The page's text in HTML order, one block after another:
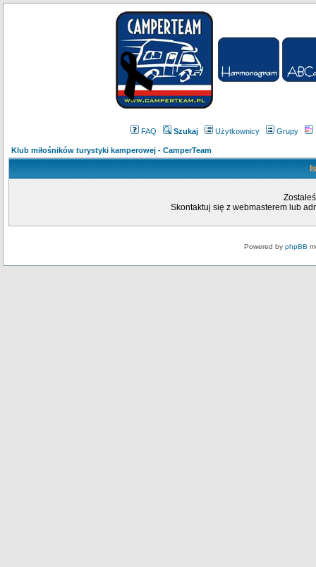
FAQ Szukaj Użytkownicy Grupy
Klub miłośników turystyki kamperowej - CamperTeam
Skontaktuj się z webmasterem lub
Powered by phpBB